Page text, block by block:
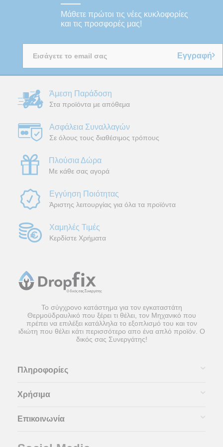
Μάθετε πρώτοι τις νέες κυκλοφορίες
και τις προσφορές μας!
Εγγραφή
Άμεση Παράδοση
Στα προϊόντα με απόθεμα
Ασφάλεια Συναλλαγών
Σε όλους τους διαθέσιμος τρόπους
Πλούσια Δώρα
Με κάθε σας αγορά
Εγγύηση Ποιότητας
Άριστης λειτουργίας για όλα τα προϊόντα
Χαμηλές Τιμές
Κερδίστε Χρήματα
Το σύγχρονο κατάστημα για τον εγκαταστάτη
Θερμοϋδραυλικό που ξέρει τι θέλει, τον Μηχανικό που
πρέπει να επιλέξει κατάλληλα το εξοπλισμό του και τον
ιδιώτη που θέλει κάτι περισσότερο απο ένα απλό προϊόν. Ο
δικός σας Συνεργάτης!
Πληροφορίες
Χρήσιμα
Επικοινωνία